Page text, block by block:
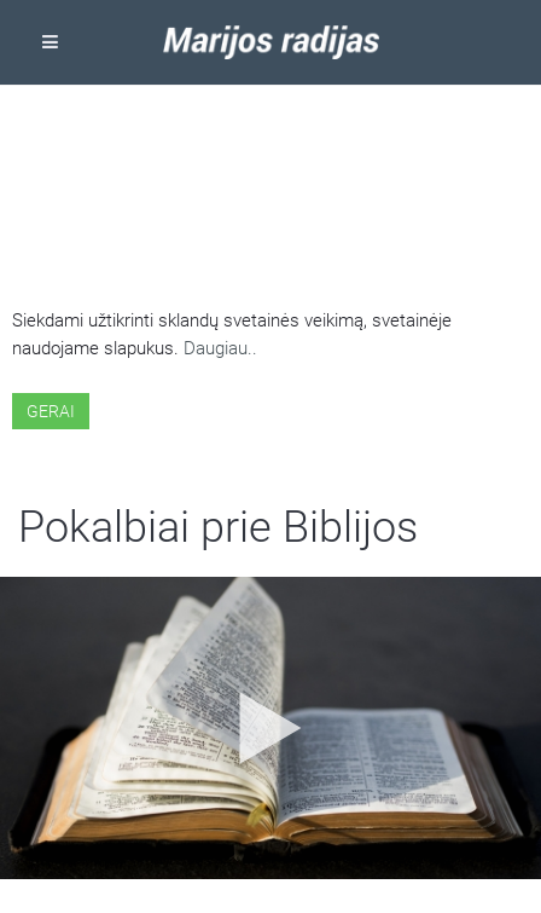
Siekdami užtikrinti sklandų svetainės veikimą, svetainėje
naudojame slapukus. Daugiau..
GERAI
Pokalbiai prie Biblijos